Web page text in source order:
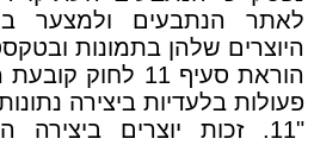
לאתר הנתבעים ולמצער
היוצרים שלהן בתמונות
הוראת סעיף 11
פעולות בלעדיות ביצירה
"11. זכות יוצרים